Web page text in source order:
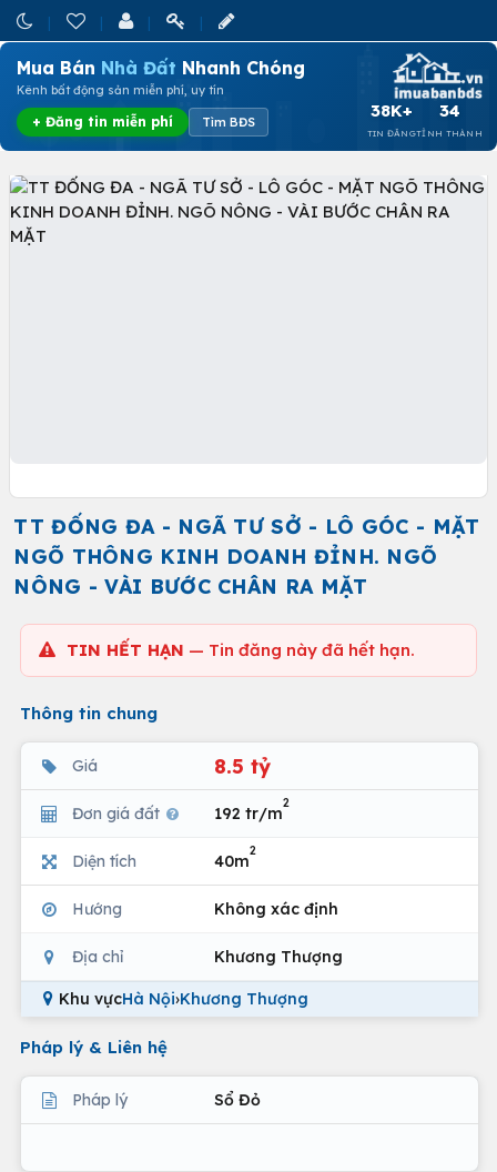
Mua Bán Nhà Đất Nhanh Chóng
Kênh bất động sản miễn phí, uy tín
+ Đăng tin miễn phí Tìm BĐS
38K+
TIN ĐĂNG
34
TỈNH THÀNH
TT ĐỐNG ĐA - NGÃ TƯ SỞ - LÔ GÓC - MẶT
NGÕ THÔNG KINH DOANH ĐỈNH. NGÕ
NÔNG - VÀI BƯỚC CHÂN RA MẶT
TIN HẾT HẠN — Tin đăng này đã hết hạn.
Thông tin chung
Giá 8.5 tỷ
Đơn giá đất 192 tr/m
2
Diện tích 40m
2
Hướng Không xác định
Địa chỉ Khương Thượng
Khu vựcHà Nội›Khương Thượng
Pháp lý & Liên hệ
Pháp lý Sổ Đỏ